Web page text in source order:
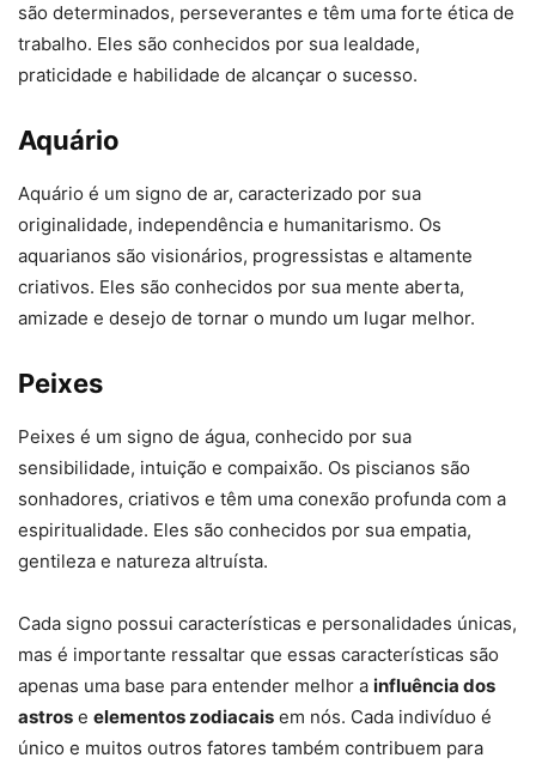
são determinados, perseverantes e têm uma forte ética de
trabalho. Eles são conhecidos por sua lealdade,
praticidade e habilidade de alcançar o sucesso.
Aquário
Aquário é um signo de ar, caracterizado por sua
originalidade, independência e humanitarismo. Os
aquarianos são visionários, progressistas e altamente
criativos. Eles são conhecidos por sua mente aberta,
amizade e desejo de tornar o mundo um lugar melhor.
Peixes
Peixes é um signo de água, conhecido por sua
sensibilidade, intuição e compaixão. Os piscianos são
sonhadores, criativos e têm uma conexão profunda com a
espiritualidade. Eles são conhecidos por sua empatia,
gentileza e natureza altruísta.
Cada signo possui características e personalidades únicas,
mas é importante ressaltar que essas características são
apenas uma base para entender melhor a influência dos
astros e elementos zodiacais em nós. Cada indivíduo é
único e muitos outros fatores também contribuem para